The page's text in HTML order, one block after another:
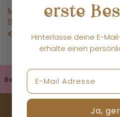
Moschus Al Tahara Seife
Schwarzkümmel
Normaler
€9,70
Sie anschließend mit
erste
Hinterlasse deine E-
erhalte einen
Ja,